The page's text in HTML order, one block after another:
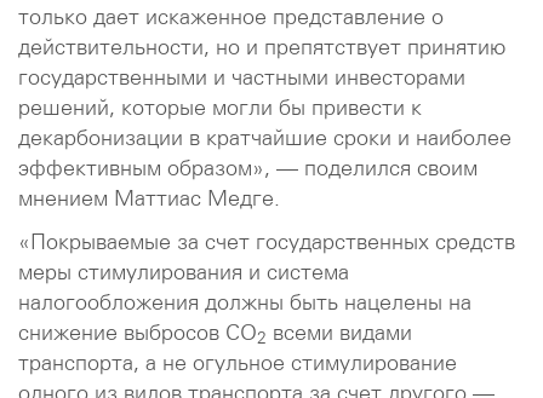
только дает искаженное представление о
действительности, но и препятствует принятию
государственными и частными инвесторами
решений, которые могли бы привести к
декарбонизации в кратчайшие сроки и наиболее
эффективным образом», — поделился своим
мнением Маттиас Медге.
«Покрываемые за счет государственных средств
меры стимулирования и система
налогообложения должны быть нацелены на
снижение выбросов CO2 всеми видами
транспорта, а не огульное стимулирование
одного из видов транспорта за счет другого —